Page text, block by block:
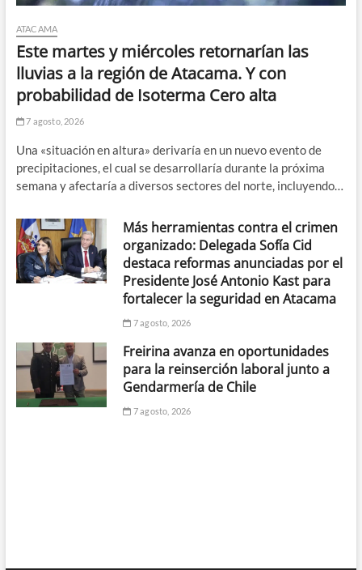
ATACAMA
Este martes y miércoles retornarían las
lluvias a la región de Atacama. Y con
probabilidad de Isoterma Cero alta
7 agosto, 2026
Una «situación en altura» derivaría en un nuevo evento de
precipitaciones, el cual se desarrollaría durante la próxima
semana y afectaría a diversos sectores del norte, incluyendo…
Más herramientas contra el crimen
organizado: Delegada Sofía Cid
destaca reformas anunciadas por el
Presidente José Antonio Kast para
fortalecer la seguridad en Atacama
7 agosto, 2026
Freirina avanza en oportunidades
para la reinserción laboral junto a
Gendarmería de Chile
7 agosto, 2026